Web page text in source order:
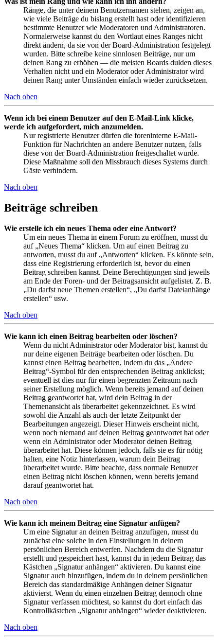
Ränge, die unter deinem Benutzernamen stehen, zeigen an,
wie viele Beiträge du bislang erstellt hast oder identifizieren
bestimmte Benutzer wie Moderatoren und Administratoren.
Normalerweise kannst du den Wortlaut eines Ranges nicht
direkt ändern, da sie von der Board-Administration festgelegt
wurden. Bitte schreibe keine sinnlosen Beiträge, nur um
deinen Rang zu erhöhen — die meisten Boards dulden dieses
Verhalten nicht und ein Moderator oder Administrator wird
deinen Rang unter Umständen einfach wieder zurücksetzen.
Nach oben
Wenn ich bei einem Benutzer auf den E-Mail-Link klicke,
werde ich aufgefordert, mich anzumelden.
Nur registrierte Benutzer dürfen die foreninterne E-Mail-
Funktion für Nachrichten an andere Benutzer nutzen, falls
diese von der Board-Administration freigeschaltet wurde.
Diese Maßnahme soll den Missbrauch dieses Systems durch
Gäste verhindern.
Nach oben
Beiträge schreiben
Wie erstelle ich ein neues Thema oder eine Antwort?
Um ein neues Thema in einem Forum zu eröffnen, musst du
auf „Neues Thema“ klicken. Um auf einen Beitrag zu
antworten, musst du auf „Antworten“ klicken. Es könnte sein,
dass eine Registrierung erforderlich ist, bevor du einen
Beitrag schreiben kannst. Deine Berechtigungen sind jeweils
am Ende der Foren- und der Beitragsansicht aufgelistet. Z. B.
„Du darfst neue Themen erstellen“, „Du darfst Dateianhänge
erstellen“ usw.
Nach oben
Wie kann ich einen Beitrag bearbeiten oder löschen?
Wenn du nicht Administrator oder Moderator bist, kannst du
nur deine eigenen Beiträge bearbeiten oder löschen. Du
kannst einen Beitrag bearbeiten, indem du das „Ändere
Beitrag“-Symbol für den entsprechenden Beitrag anklickst;
eventuell ist dies nur für einen begrenzten Zeitraum nach
seiner Erstellung möglich. Wenn bereits jemand auf deinen
Beitrag geantwortet hat, wird dein Beitrag in der
Themenansicht als überarbeitet gekennzeichnet. Es wird
sowohl die Anzahl als auch der letzte Zeitpunkt der
Bearbeitungen angezeigt. Dieser Hinweis erscheint nicht,
wenn noch niemand auf deinen Beitrag geantwortet hat oder
wenn ein Administrator oder Moderator deinen Beitrag
überarbeitet hat. Diese können jedoch, falls sie es für nötig
halten, eine Notiz hinterlassen, warum dein Beitrag
überarbeitet wurde. Bitte beachte, dass normale Benutzer
einen Beitrag nicht löschen können, wenn bereits jemand
darauf geantwortet hat.
Nach oben
Wie kann ich meinem Beitrag eine Signatur anfügen?
Um eine Signatur an deinen Beitrag anzufügen, musst du
zunächst eine solche in den Einstellungen in deinem
persönlichen Bereich entwerfen. Nachdem du die Signatur
erstellt und gespeichert hast, kannst du in jedem Beitrag das
Kästchen „Signatur anhängen“ aktivieren. Du kannst eine
Signatur auch hinzufügen, indem du in deinem persönlichen
Bereich das standardmäßige Anhängen deiner Signatur
aktivierst. Wenn du einen einzelnen Beitrag dennoch ohne
Signatur verfassen möchtest, so kannst du dort einfach das
Kontrollkästchen „Signatur anhängen“ wieder deaktivieren.
Nach oben